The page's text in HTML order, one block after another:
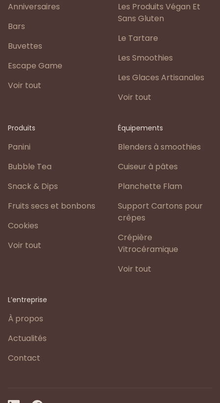
Anniversaires
Bars
Buvettes
Escape Game
Voir tout
Les Produits Végan Et
Sans Gluten
Le Tartare
Les Smoothies
Les Glaces Artisanales
Voir tout
Produits
Panini
Bubble Tea
Snack & Dips
Fruits secs et bonbons
Cookies
Voir tout
Équipements
Blenders à smoothies
Cuiseur à pâtes
Planchette Flam
Support Cartons pour
crêpes
Crépière
Vitrocéramique
Voir tout
L’entreprise
À propos
Actualités
Contact